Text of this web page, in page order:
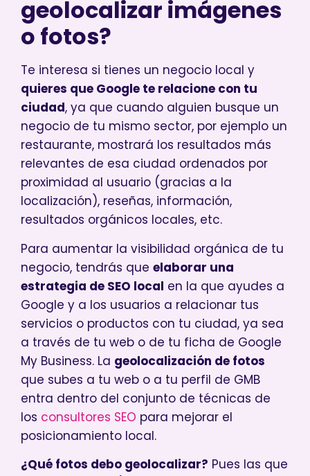
geolocalizar imágenes
o fotos?
Te interesa si tienes un negocio local y
quieres que Google te relacione con tu
ciudad, ya que cuando alguien busque un
negocio de tu mismo sector, por ejemplo un
restaurante, mostrará los resultados más
relevantes de esa ciudad ordenados por
proximidad al usuario (gracias a la
localización), reseñas, información,
resultados orgánicos locales, etc.
Para aumentar la visibilidad orgánica de tu
negocio, tendrás que elaborar una
estrategia de SEO local en la que ayudes a
Google y a los usuarios a relacionar tus
servicios o productos con tu ciudad, ya sea
a través de tu web o de tu ficha de Google
My Business. La geolocalización de fotos
que subes a tu web o a tu perfil de GMB
entra dentro del conjunto de técnicas de
los consultores SEO para mejorar el
posicionamiento local.
¿Qué fotos debo geolocalizar? Pues las que